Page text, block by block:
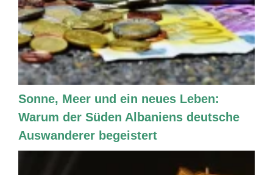
Sonne, Meer und ein neues Leben:
Warum der Süden Albaniens deutsche
Auswanderer begeistert